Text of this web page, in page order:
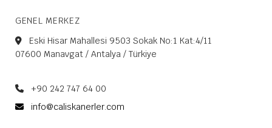
GENEL MERKEZ
Eski Hisar Mahallesi 9503 Sokak No:1 Kat:4/11
07600 Manavgat / Antalya / Türkiye
+90 242 747 64 00
info@caliskanerler.com